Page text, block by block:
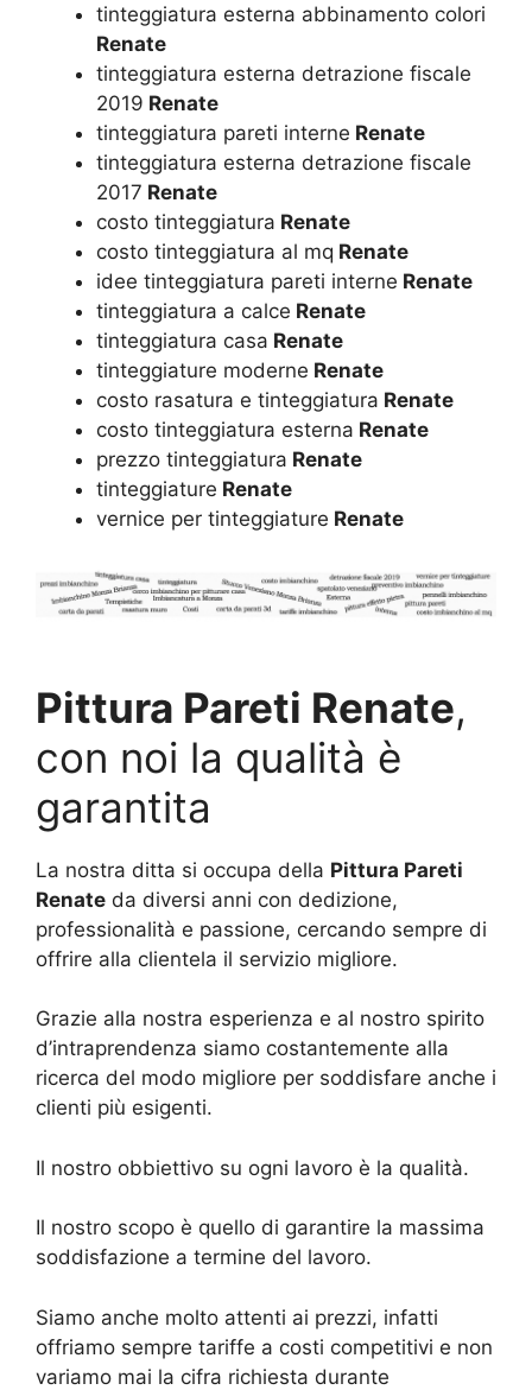
tinteggiatura esterna abbinamento colori
Renate
tinteggiatura esterna detrazione fiscale
2019 Renate
tinteggiatura pareti interne Renate
tinteggiatura esterna detrazione fiscale
2017 Renate
costo tinteggiatura Renate
costo tinteggiatura al mq Renate
idee tinteggiatura pareti interne Renate
tinteggiatura a calce Renate
tinteggiatura casa Renate
tinteggiature moderne Renate
costo rasatura e tinteggiatura Renate
costo tinteggiatura esterna Renate
prezzo tinteggiatura Renate
tinteggiature Renate
vernice per tinteggiature Renate
Pittura Pareti Renate,
con noi la qualità è
garantita
La nostra ditta si occupa della Pittura Pareti
Renate da diversi anni con dedizione,
professionalità e passione, cercando sempre di
offrire alla clientela il servizio migliore.
Grazie alla nostra esperienza e al nostro spirito
d’intraprendenza siamo costantemente alla
ricerca del modo migliore per soddisfare anche i
clienti più esigenti.
Il nostro obbiettivo su ogni lavoro è la qualità.
Il nostro scopo è quello di garantire la massima
soddisfazione a termine del lavoro.
Siamo anche molto attenti ai prezzi, infatti
offriamo sempre tariffe a costi competitivi e non
variamo mai la cifra richiesta durante